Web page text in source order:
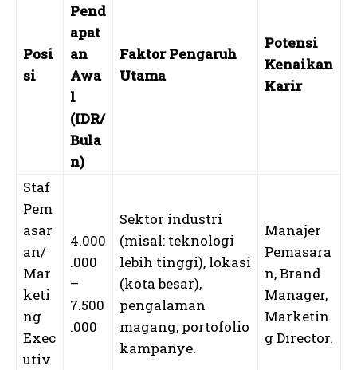
Posi
si
Pend
apat
an
Awa
l
(IDR/
Bula
n)
Faktor Pengaruh
Utama
Potensi
Kenaikan
Karir
Staf
Pem
asar
an/
Mar
keti
ng
Exec
utiv
4.000
.000
–
7.500
.000
Sektor industri
(misal: teknologi
lebih tinggi), lokasi
(kota besar),
pengalaman
magang, portofolio
kampanye.
Manajer
Pemasara
n, Brand
Manager,
Marketin
g Director.